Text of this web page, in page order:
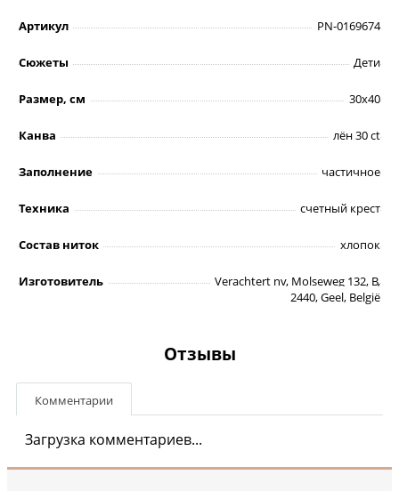
Артикул PN-0169674
Сюжеты Дети
Размер, см 30x40
Канва лён 30 ct
Заполнение частичное
Техника счетный крест
Состав ниток хлопок
Изготовитель
Verachtert nv, Molseweg 132, B,
2440, Geel, België
Отзывы
Комментарии
Загрузка комментариев...